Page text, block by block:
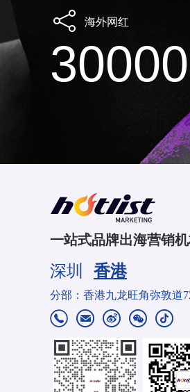
海外网红
一站式品牌出海营销
深圳 香港
总部：深圳市南山区西丽街